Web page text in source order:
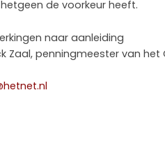
de voorkeur heeft.
naar aanleiding
Zaal, penningmeester van het